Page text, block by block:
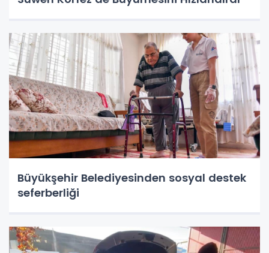
Büyükşehir Belediyesinden sosyal destek
seferberliği